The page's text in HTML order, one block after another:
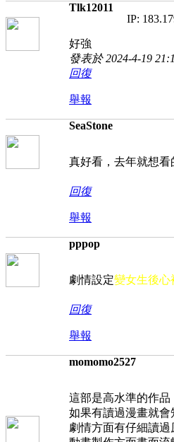
Tlk12011
IP:
好強
發表於 2024-4-19
回復
舉報
SeaStone
真好看，去年就想
回復
舉報
pppop
劇情設定變女生後心
回復
舉報
momomo2527
這部是高水準的作品
如果有讀過漫畫就會
劇情方面有仔細讀過